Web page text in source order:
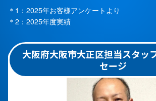
＊1：2025年お客様アンケートより
＊2：2025年度実績
大阪府大阪市大正区担当スタッ
セージ